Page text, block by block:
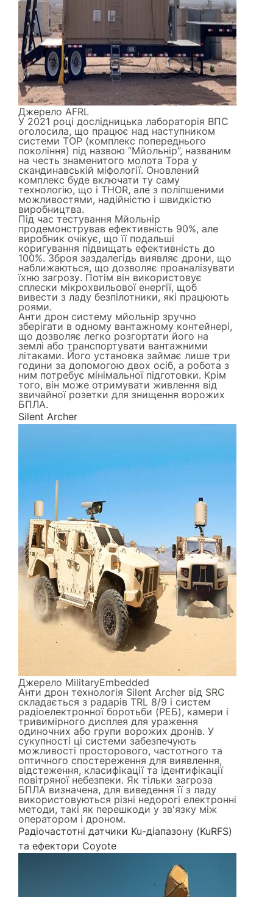
Джерело AFRL
У 2021 році дослідницька лабораторія ВПС
оголосила, що працює над наступником
системи ТОР (комплекс попереднього
покоління) під назвою “Мйольнір”, названим
на честь знаменитого молота Тора у
скандинавській міфології. Оновлений
комплекс буде включати ту саму
технологію, що і THOR, але з поліпшеними
можливостями, надійністю і швидкістю
виробництва.
Під час тестування Мйольнір
продемонстрував ефективність 90%, але
виробник очікує, що її подальші
коригування підвищать ефективність до
100%. Зброя заздалегідь виявляє дрони, що
наближаються, що дозволяє проаналізувати
їхню загрозу. Потім він використовує
сплески мікрохвильової енергії, щоб
вивести з ладу безпілотники, які працюють
роями.
Анти дрон систему мйольнір зручно
зберігати в одному вантажному контейнері,
що дозволяє легко розгортати його на
землі або транспортувати вантажними
літаками. Його установка займає лише три
години за допомогою двох осіб, а робота з
ним потребує мінімальної підготовки. Крім
того, він може отримувати живлення від
звичайної розетки для знищення ворожих
БПЛА.
Silent Archer
Джерело MilitaryEmbedded
Анти дрон технологія Silent Archer від SRC
складається з радарів TRL 8/9 і систем
радіоелектронної боротьби (РЕБ), камери і
тривимірного дисплея для ураження
одиночних або групи ворожих дронів. У
сукупності ці системи забезпечують
можливості просторового, частотного та
оптичного спостереження для виявлення,
відстеження, класифікації та ідентифікації
повітряної небезпеки. Як тільки загроза
БПЛА визначена, для виведення її з ладу
використовуються різні недорогі електронні
методи, такі як перешкоди у зв'язку між
оператором і дроном.
Радіочастотні датчики Ku-діапазону (KuRFS)
та ефектори Coyote